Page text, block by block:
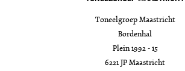
Toneelgroep Maastricht
Bordenhal
Plein 1992 - 15
6221 JP Maastricht